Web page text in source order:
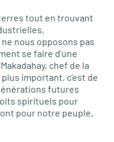
tout en trouvant
nous opposons pas
se faire d’une
chef de la
important, c’est de
futures
spirituels pour
pour notre peuple,